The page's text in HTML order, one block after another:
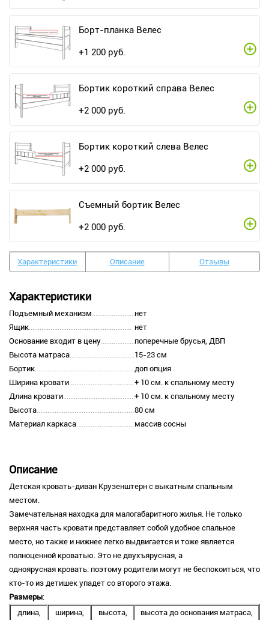
Борт-планка Велес
+1 200 руб.
Бортик короткий справа Велес
+2 000 руб.
Бортик короткий слева Велес
+2 000 руб.
Съемный бортик Велес
+2 000 руб.
Характеристики Описание Отзывы
Характеристики
Подъемный механизм
нет
Ящик
нет
Основание входит в цену
поперечные брусья, ДВП
Высота матраса
15-23 см
Бортик
доп опция
Ширина кровати
+ 10 см. к спальному месту
Длина кровати
+ 10 см. к спальному месту
Высота
80 см
Материал каркаса
массив сосны
Описание
Детская кровать-диван Крузенштерн с выкатным спальным
местом.
Замечательная находка для малогабаритного жилья. Не только
верхняя часть кровати представляет собой удобное спальное
место, но также и нижнее легко выдвигается и тоже является
полноценной кроватью. Это не двухъярусная, а
одноярусная кровать: поэтому родители могут не беспокоиться, что
кто-то из детишек упадет со второго этажа.
Размеры:
длина,
ширина, высота, высота до основания матраса,